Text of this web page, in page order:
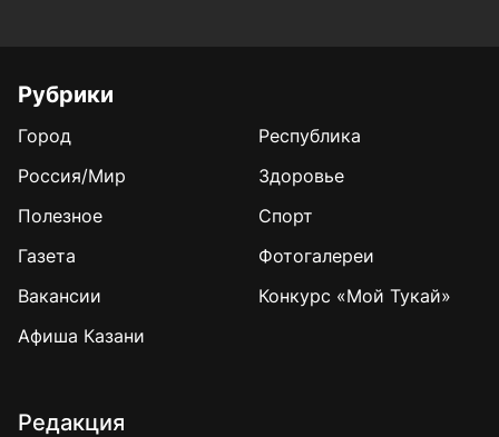
Рубрики
Город
Республика
Россия/Мир
Здоровье
Полезное
Спорт
Газета
Фотогалереи
Вакансии
Конкурс «Мой Тукай»
Афиша Казани
Редакция